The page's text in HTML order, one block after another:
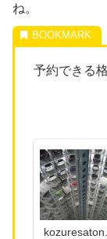
ね。
予約できる